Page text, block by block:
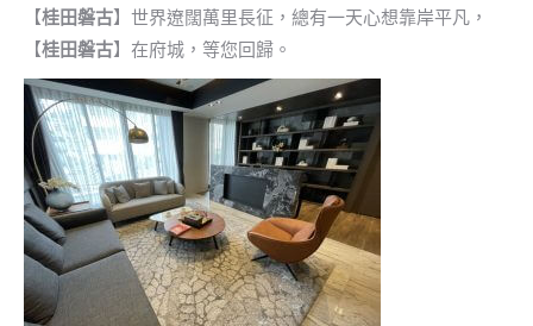
【桂田磐古】世界遼闊萬里長征，總有一天心想靠岸平凡，
【桂田磐古】在府城，等您回歸。